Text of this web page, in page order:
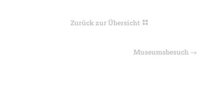
Zurück zur Übersicht
Museumsbesuch →